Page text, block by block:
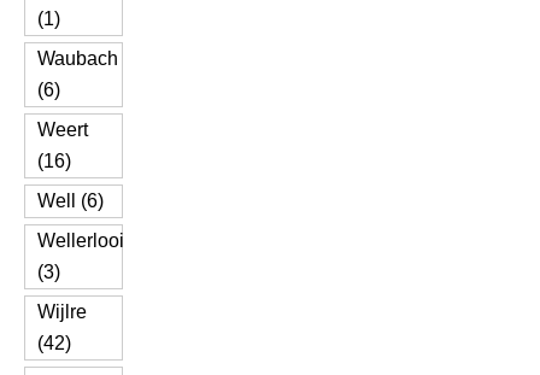
(1)
Waubach
(6)
Weert
(16)
Well (6)
Wellerlooi
(3)
Wijlre
(42)